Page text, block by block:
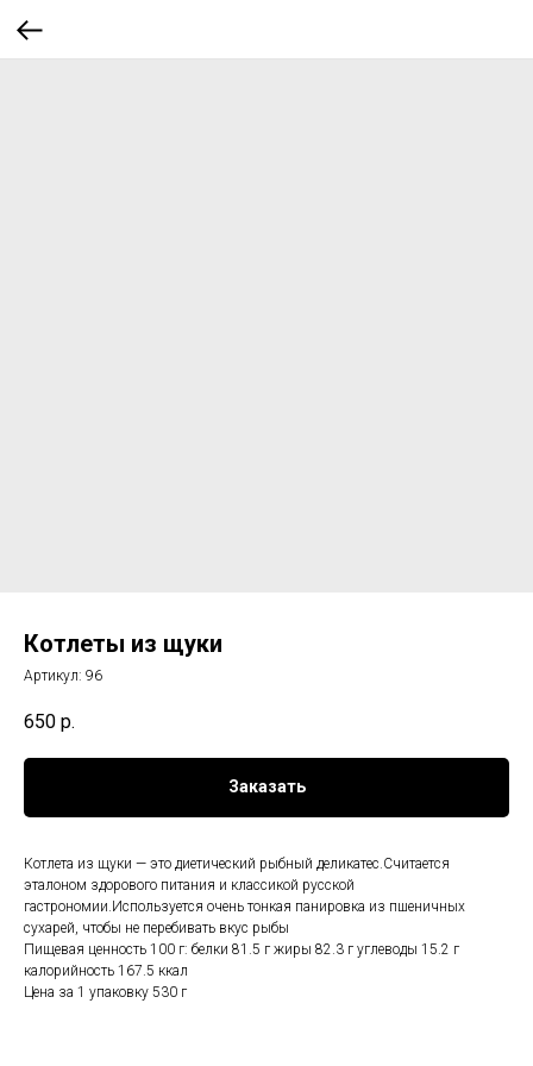
Котлеты из щуки
Артикул: 96
650 р.
Заказать
Котлета из щуки — это диетический рыбный деликатес.Считается
эталоном здорового питания и классикой русской
гастрономии.Используется очень тонкая панировка из пшеничных
сухарей, чтобы не перебивать вкус рыбы
Пищевая ценность 100 г: белки 81.5 г жиры 82.3 г углеводы 15.2 г
калорийность 167.5 ккал
Цена за 1 упаковку 530 г